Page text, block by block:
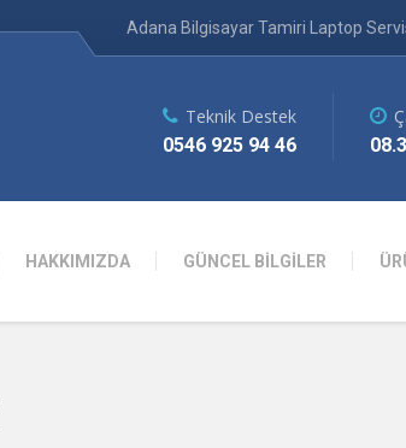
Adana Bilgisayar Tamiri Laptop
HAKKIMIZDA GÜNCEL BİLGİLER
Teknik Destek
0546 925 94 46